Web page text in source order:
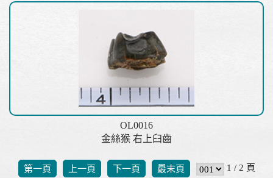
OL0016
金絲猴 右上臼齒
第一頁 上一頁 下一頁 最末頁 1 / 2 頁